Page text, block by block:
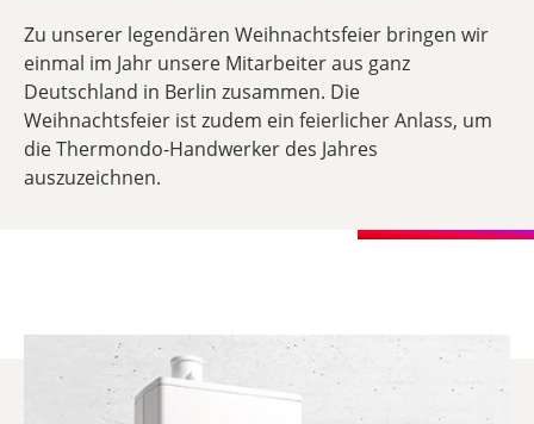
Zu unserer legendären Weihnachtsfeier bringen wir
einmal im Jahr unsere Mitarbeiter aus ganz
Deutschland in Berlin zusammen. Die
Weihnachtsfeier ist zudem ein feierlicher Anlass, um
die Thermondo-Handwerker des Jahres
auszuzeichnen.